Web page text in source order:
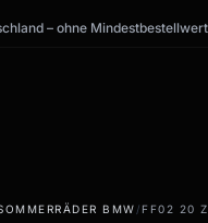
– ohne Mindestbestellwert
BMW / FF02 20